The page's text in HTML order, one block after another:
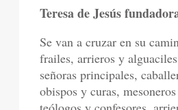
Teresa de Jesús
Se van a cruzar en su
frailes, arrieros y
señoras principales,
obispos y curas,